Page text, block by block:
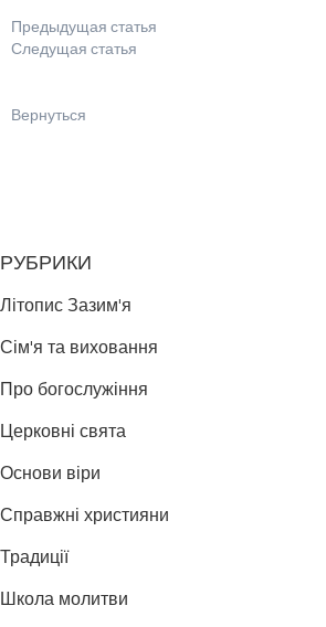
Предыдущая статья
Следущая статья
Вернуться
РУБРИКИ
Літопис Зазим'я
Сім'я та виховання
Про богослужіння
Церковні свята
Основи віри
Справжні християни
Традиції
Школа молитви